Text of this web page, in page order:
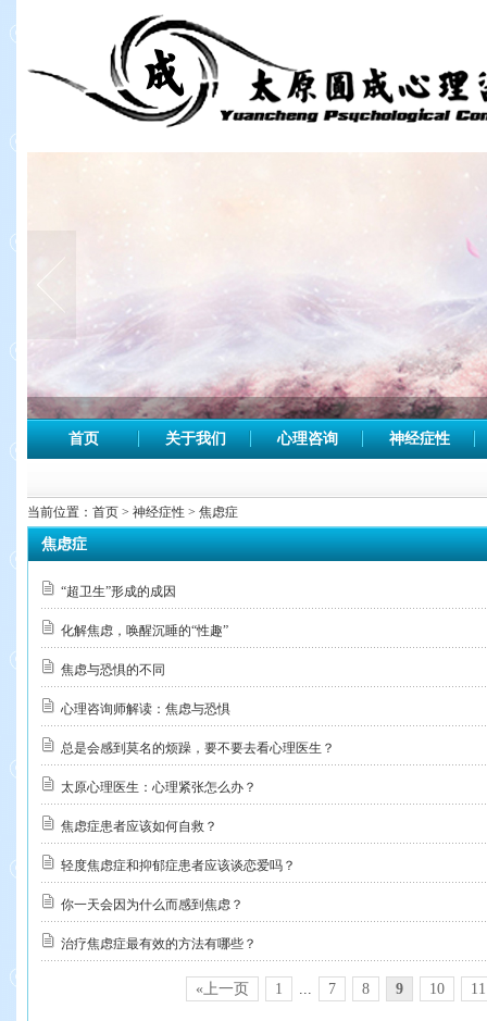
首页 关于我们 心理咨询 神经症性
当前位置： 首页 > 神经症性 > 焦虑症
焦虑症
“超卫生”形成的成因
化解焦虑，唤醒沉睡的“性趣”
焦虑与恐惧的不同
心理咨询师解读：焦虑与恐惧
总是会感到莫名的烦躁，要不要去看心理医生？
太原心理医生：心理紧张怎么办？
焦虑症患者应该如何自救？
轻度焦虑症和抑郁症患者应该谈恋爱吗？
你一天会因为什么而感到焦虑？
治疗焦虑症最有效的方法有哪些？
«上一页 1 ... 7 8 9 10 11